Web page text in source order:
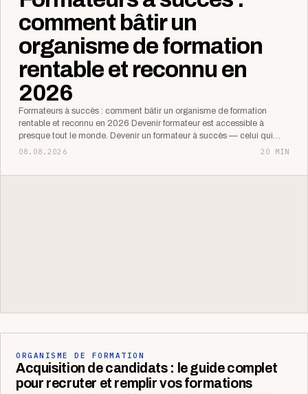
comment bâtir un
organisme de formation
rentable et reconnu en
2026
Formateurs à succès : comment bâtir un organisme de formation
rentable et reconnu en 2026 Devenir formateur est accessible à
presque tout le monde. Devenir un formateur à succès — celui qui…
08.08.2026
20 MIN
ORGANISME DE FORMATION
Acquisition de candidats : le guide complet
pour recruter et remplir vos formations